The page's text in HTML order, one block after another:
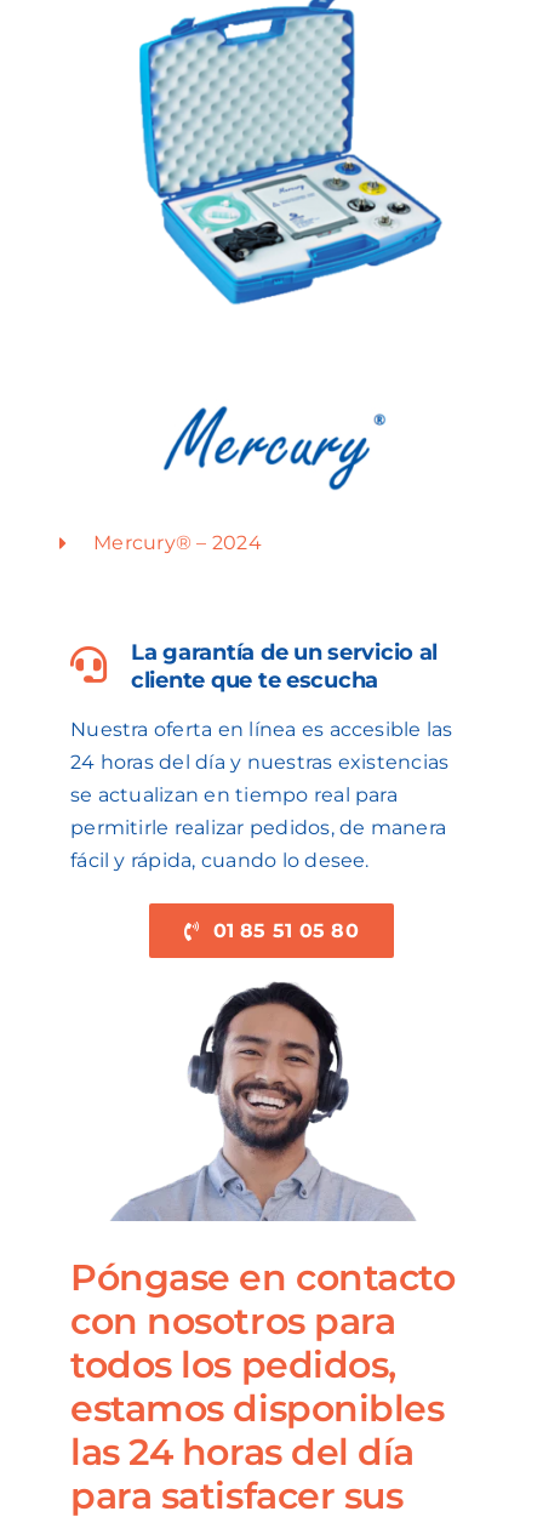
Mercury® – 2024
La garantía de un servicio al
cliente que te escucha
Nuestra oferta en línea es accesible las
24 horas del día y nuestras existencias
se actualizan en tiempo real para
permitirle realizar pedidos, de manera
fácil y rápida, cuando lo desee.
01 85 51 05 80
Póngase en contacto
con nosotros para
todos los pedidos,
estamos disponibles
las 24 horas del día
para satisfacer sus